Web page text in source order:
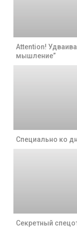
Attention!
мышление”
Специально ко
Секретный